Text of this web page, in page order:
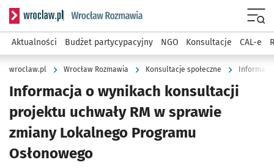
Serwis informacyjny wroclaw.pl podserwis: Rozmawia
Aktualności Budżet partycypacyjny NGO Konsultacje CAL-e
wroclaw.pl Wrocław Rozmawia Konsultacje społeczne
Informacja o wynikach konsultacji
projektu uchwały RM w sprawie
zmiany Lokalnego Programu
Osłonowego